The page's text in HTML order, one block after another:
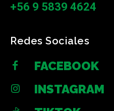
+56 9 5839 4624
Redes Sociales
FACEBOOK
INSTAGRAM